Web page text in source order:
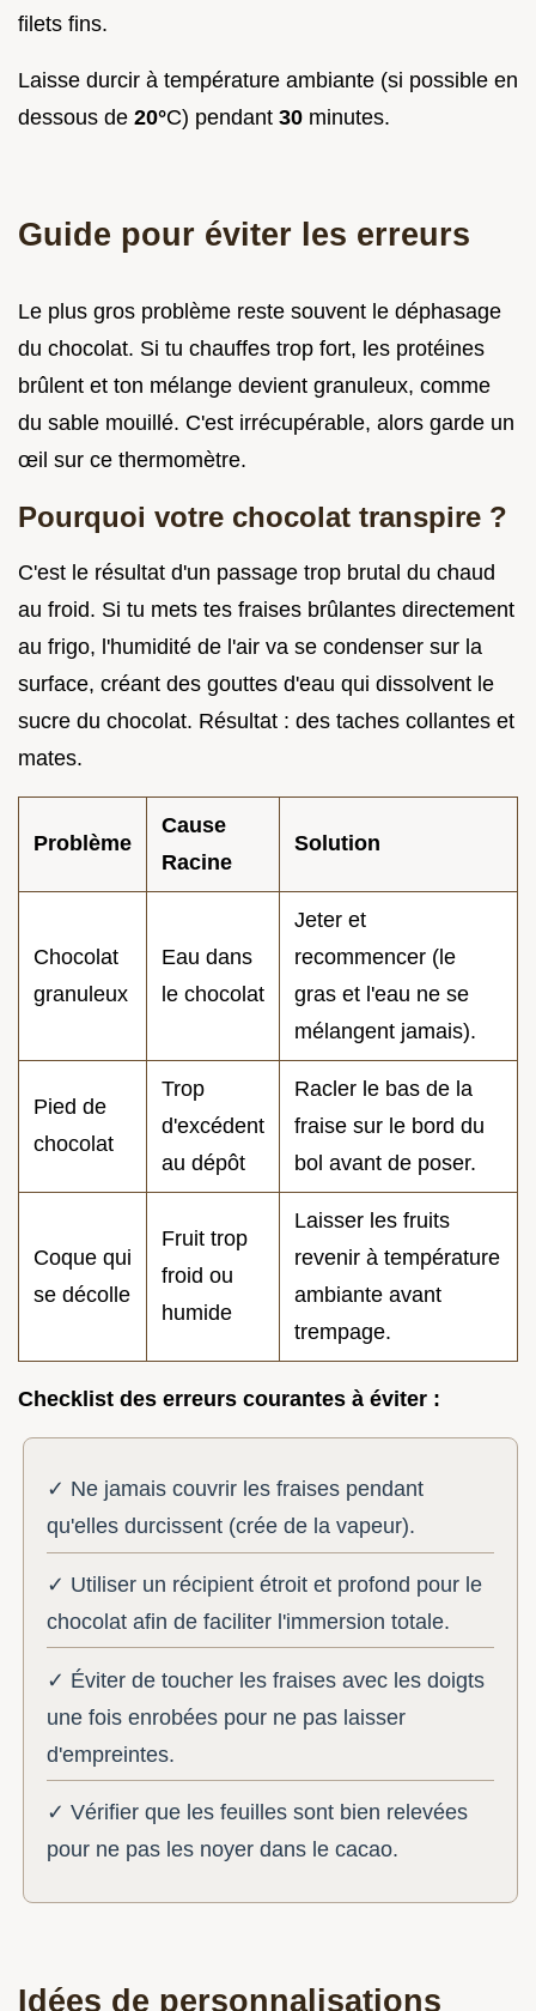
filets fins.
Laisse durcir à température ambiante (si possible en
dessous de 20°C) pendant 30 minutes.
Guide pour éviter les erreurs
Le plus gros problème reste souvent le déphasage
du chocolat. Si tu chauffes trop fort, les protéines
brûlent et ton mélange devient granuleux, comme
du sable mouillé. C'est irrécupérable, alors garde un
œil sur ce thermomètre.
Pourquoi votre chocolat transpire ?
C'est le résultat d'un passage trop brutal du chaud
au froid. Si tu mets tes fraises brûlantes directement
au frigo, l'humidité de l'air va se condenser sur la
surface, créant des gouttes d'eau qui dissolvent le
sucre du chocolat. Résultat : des taches collantes et
mates.
Problème
Cause
Racine
Solution
Chocolat
granuleux
Eau dans
le chocolat
Jeter et
recommencer (le
gras et l'eau ne se
mélangent jamais).
Pied de
chocolat
Trop
d'excédent
au dépôt
Racler le bas de la
fraise sur le bord du
bol avant de poser.
Coque qui
se décolle
Fruit trop
froid ou
humide
Laisser les fruits
revenir à température
ambiante avant
trempage.
Checklist des erreurs courantes à éviter :
✓ Ne jamais couvrir les fraises pendant
qu'elles durcissent (crée de la vapeur).
✓ Utiliser un récipient étroit et profond pour le
chocolat afin de faciliter l'immersion totale.
✓ Éviter de toucher les fraises avec les doigts
une fois enrobées pour ne pas laisser
d'empreintes.
✓ Vérifier que les feuilles sont bien relevées
pour ne pas les noyer dans le cacao.
Idées de personnalisations